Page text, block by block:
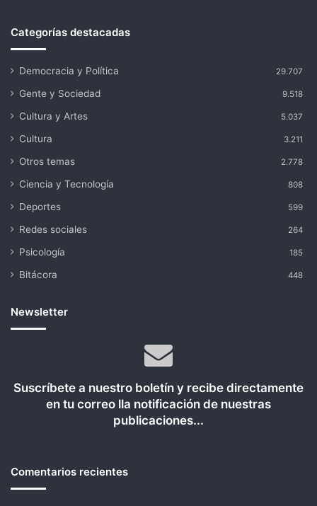
Categorías destacadas
Democracia y Política 29.707
Gente y Sociedad 9.518
Cultura y Artes 5.037
Cultura 3.211
Otros temas 2.778
Ciencia y Tecnología 808
Deportes 599
Redes sociales 264
Psicología 185
Bitácora 448
Newsletter
Suscríbete a nuestro boletín y recibe directamente
en tu correo lla notificación de nuestras
publicaciones...
Comentarios recientes